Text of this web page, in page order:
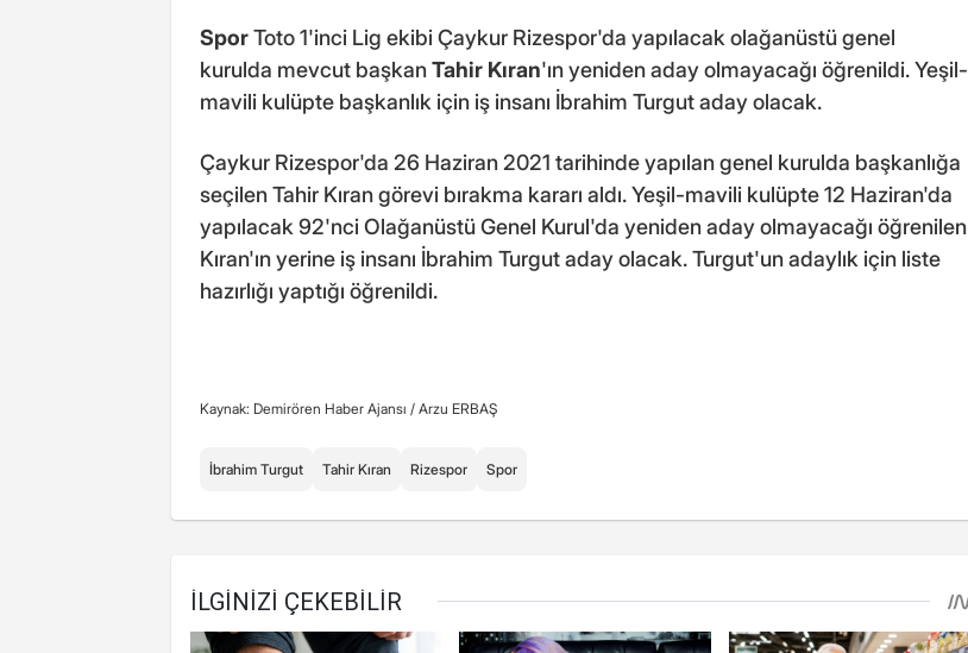
SporToto 1'inci Lig ekibi Çaykur Rizespor'da yapılacak olağanüstü genel
kurulda mevcut başkanTahir Kıran'ın yeniden aday olmayacağı öğrenildi. Yeşil-
mavili kulüpte başkanlık için iş insanı İbrahim Turgut aday olacak.
Çaykur Rizespor'da 26 Haziran 2021 tarihinde yapılan genel kurulda başkanlığa
seçilen Tahir Kıran görevi bırakma kararı aldı. Yeşil-mavili kulüpte 12 Haziran'da
yapılacak 92'nci Olağanüstü Genel Kurul'da yeniden aday olmayacağı öğrenilen
Kıran'ın yerine iş insanı İbrahim Turgut aday olacak. Turgut'un adaylık için liste
hazırlığı yaptığı öğrenildi.
Kaynak: Demirören Haber Ajansı / Arzu ERBAŞ
İbrahim Turgut Tahir Kıran Rizespor Spor